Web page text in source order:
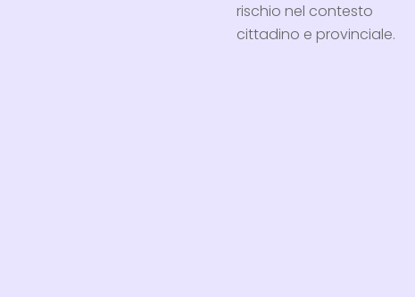
rischio nel contesto
cittadino e provinciale.